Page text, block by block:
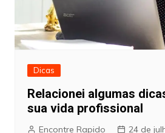
Dicas
Relacionei algumas
sua vida profissional
Encontre Rapido 24 de